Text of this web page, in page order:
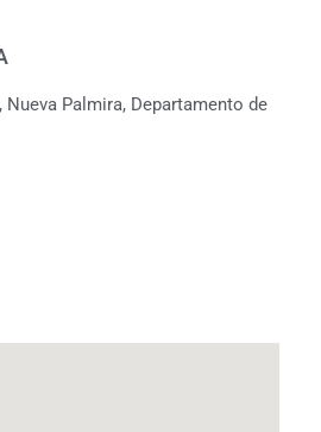
Nueva Palmira, Departamento de